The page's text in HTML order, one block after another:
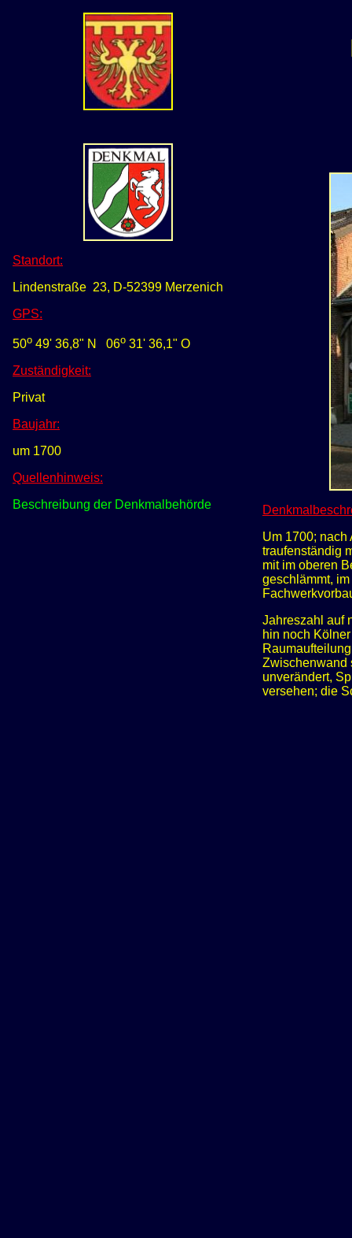
Standort:
Lindenstraße 23, D-52399 Merzenich
GPS:
50o 49' 36,8" N 06o 31' 36,1" O
Zuständigkeit:
Privat
Baujahr:
um 1700
Quellenhinweis:
Beschreibung der Denkmalbehörde
Um 1700; nach
traufenständig
mit im oberen
geschlämmt,
Jahreszahl auf
hin noch
Zwischenwand
unverändert,
versehen; die